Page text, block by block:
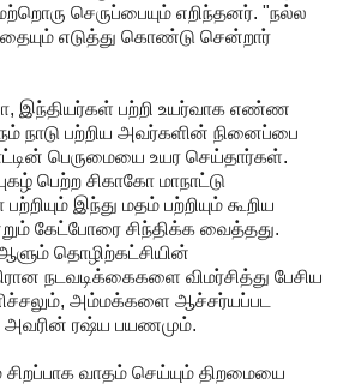
செருப்பையும் எறிந்தனர். "நல்ல
எடுத்து கொண்டு சென்றார்
இந்தியர்கள் பற்றி உயர்வாக எண்ண
நாடு பற்றிய அவர்களின் நினைப்பை
பெருமையை உயர செய்தார்கள்.
பெற்ற சிகாகோ மாநாட்டு
இந்து மதம் பற்றியும் கூறிய
கேட்போரை சிந்திக்க வைத்தது.
ஆளும் தொழிற்கட்சியின்
நடவடிக்கைகளை விமர்சித்து பேசிய
அம்மக்களை ஆச்சர்யப்பட
ரஷ்ய பயணமும்.
சிறப்பாக வாதம் செய்யும் திறமையை